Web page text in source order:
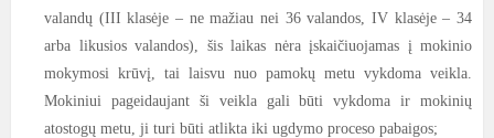
valandų (III klasėje – ne mažiau nei 36 valandos, IV klasėje – 34
arba likusios valandos), šis laikas nėra įskaičiuojamas į mokinio
mokymosi krūvį, tai laisvu nuo pamokų metu vykdoma veikla.
Mokiniui pageidaujant ši veikla gali būti vykdoma ir mokinių
atostogų metu, ji turi būti atlikta iki ugdymo proceso pabaigos;